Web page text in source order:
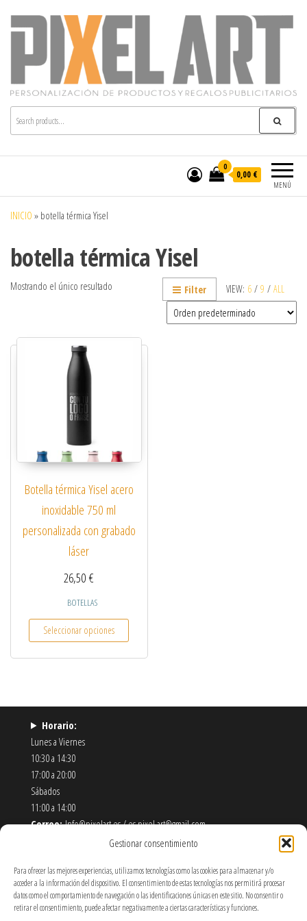
Gestionar consentimiento
Para ofrecer las mejores experiencias, utilizamos tecnologías como las cookies para almacenar y/o
acceder a la información del dispositivo. El consentimiento de estas tecnologías nos permitirá procesar
datos como el comportamiento de navegación o las identificaciones únicas en este sitio. No consentir o
retirar el consentimiento, puede afectar negativamente a ciertas características y funciones.
Pixelart
Especialistas en textil publicitario y regalos
personalizados en móstoles
MENÚ
0
0,00 €
INICIO » botella térmica Yisel
botella térmica Yisel
VIEW: 6 / 9 / ALL
Filter
Mostrando el único resultado
Botella térmica Yisel acero
inoxidable 750 ml
personalizada con grabado
láser
26,50€
BOTELLAS
Seleccionar opciones
Este producto tiene múltiples variantes. Las
Horario:
Lunes a Viernes
10:30 a 14:30
17:00 a 20:00
Sábados
11:00 a 14:00
Correo:Info@pixelart.es / es.pixel.art@gmail.com
910 56 55 72
Móstoles-Madrid
Política de Envíos y Devoluciones